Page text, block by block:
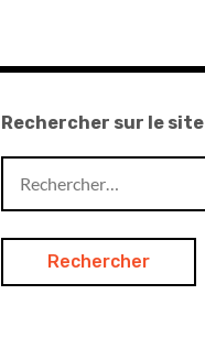
Rechercher sur le site